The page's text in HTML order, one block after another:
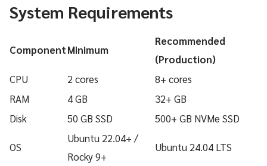
System Requirements
ComponentMinimum
Recommended
(Production)
CPU
2 cores
8+ cores
RAM
4 GB
32+ GB
Disk
50 GB SSD 500+ GB NVMe SSD
OS
Ubuntu 22.04+ /
Rocky 9+
Ubuntu 24.04 LTS